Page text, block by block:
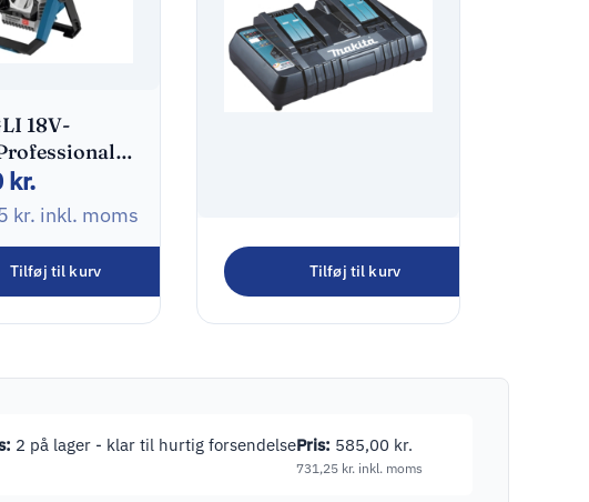
18V-
kr.
kr. inkl. moms
Tilføj til kurv
Makita DC18RD
Batterioplader 14,4V
740,00kr.
Tilføj til kurv
2 på lager - klar til hurtig forsendelsePris: 585,00 kr.
731,25 kr. inkl. moms